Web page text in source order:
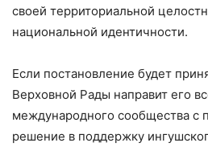
своей территориальной
национальной идентичности.
Если постановление будет
Верховной Рады направит его
международного сообщества с
решение в поддержку